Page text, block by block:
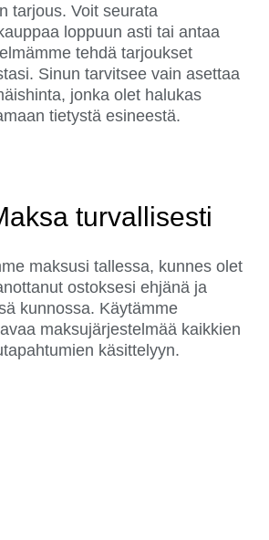
tarjous. Voit seurata
loppuun asti tai antaa
tehdä tarjoukset
Sinun tarvitsee vain asettaa
jonka olet halukas
tietystä esineestä.
turvallisesti
maksusi tallessa, kunnes olet
ostoksesi ehjänä ja
kunnossa. Käytämme
maksujärjestelmää kaikkien
käsittelyyn.